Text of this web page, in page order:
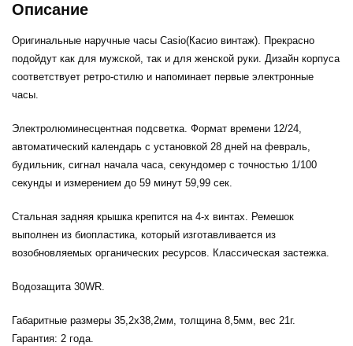
Описание
Оригинальные наручные часы Casio(Касио винтаж). Прекрасно
подойдут как для мужской, так и для женской руки. Дизайн корпуса
соответствует ретро-стилю и напоминает первые электронные
часы.
Электролюминесцентная подсветка. Формат времени 12/24,
автоматический календарь с установкой 28 дней на февраль,
будильник, сигнал начала часа, секундомер с точностью 1/100
секунды и измерением до 59 минут 59,99 cек.
Стальная задняя крышка крепится на 4-х винтах. Ремешок
выполнен из биопластика, который изготавливается из
возобновляемых органических ресурсов. Классическая застежка.
Водозащита 30WR.
Габаритные размеры 35,2x38,2мм, толщина 8,5мм, вес 21г.
Гарантия: 2 года.